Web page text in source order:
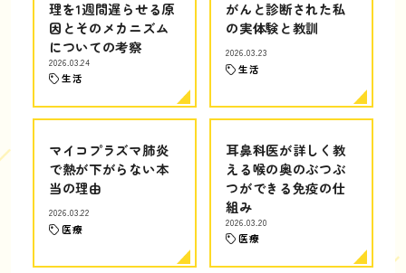
理を1週間遅らせる原
因とそのメカニズム
についての考察
2026.03.24
生活
がんと診断された私
の実体験と教訓
2026.03.23
生活
マイコプラズマ肺炎
で熱が下がらない本
当の理由
2026.03.22
医療
耳鼻科医が詳しく教
える喉の奥のぶつぶ
つができる免疫の仕
組み
2026.03.20
医療